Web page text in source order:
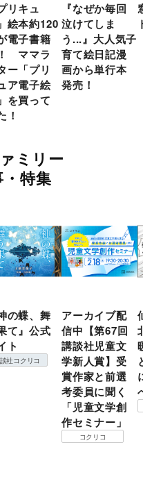
リキュ
絵本約120
電子書籍
ママラ
ー「プリ
ア電子絵
を買って
！
『なぜか毎回
泣けてしま
う...』大人気子
育て絵日記漫
画から単行本
発売！
ミリー
特集
の蝶、舞
て』公式
ト
社コクリコ
アーカイブ配
信中【第67回
講談社児童文
学新人賞】受
賞作家と前選
考委員に聞く
「児童文学創
作セミナー」
コクリコ